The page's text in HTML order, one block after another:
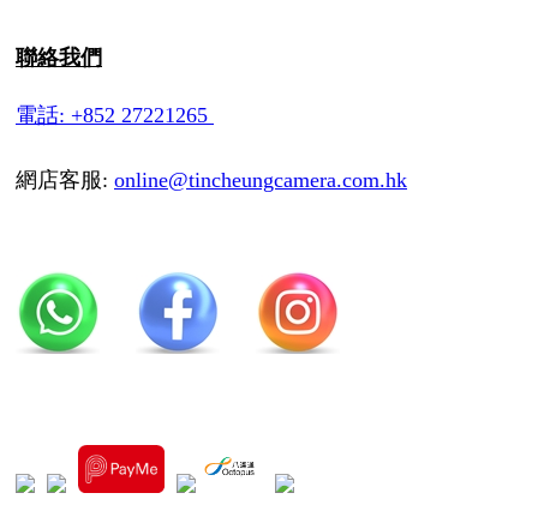
聯絡我們
電話: +852 27221265
網店客服: online@tincheungcamera.com.hk